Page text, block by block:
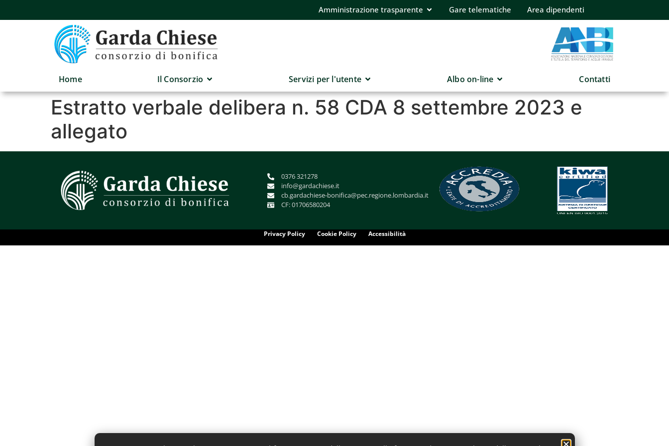
Amministrazione trasparente Gare telematiche Area dipendenti
Home Il Consorzio Servizi per l'utente Albo on-line Contatti
Estratto verbale delibera n. 58 CDA 8 settembre 2023 e
allegato
0376 321278
info@gardachiese.it
cb.gardachiese-bonifica@pec.regione.lombardia.it
CF: 01706580204
Privacy Policy Cookie Policy Accessibilità